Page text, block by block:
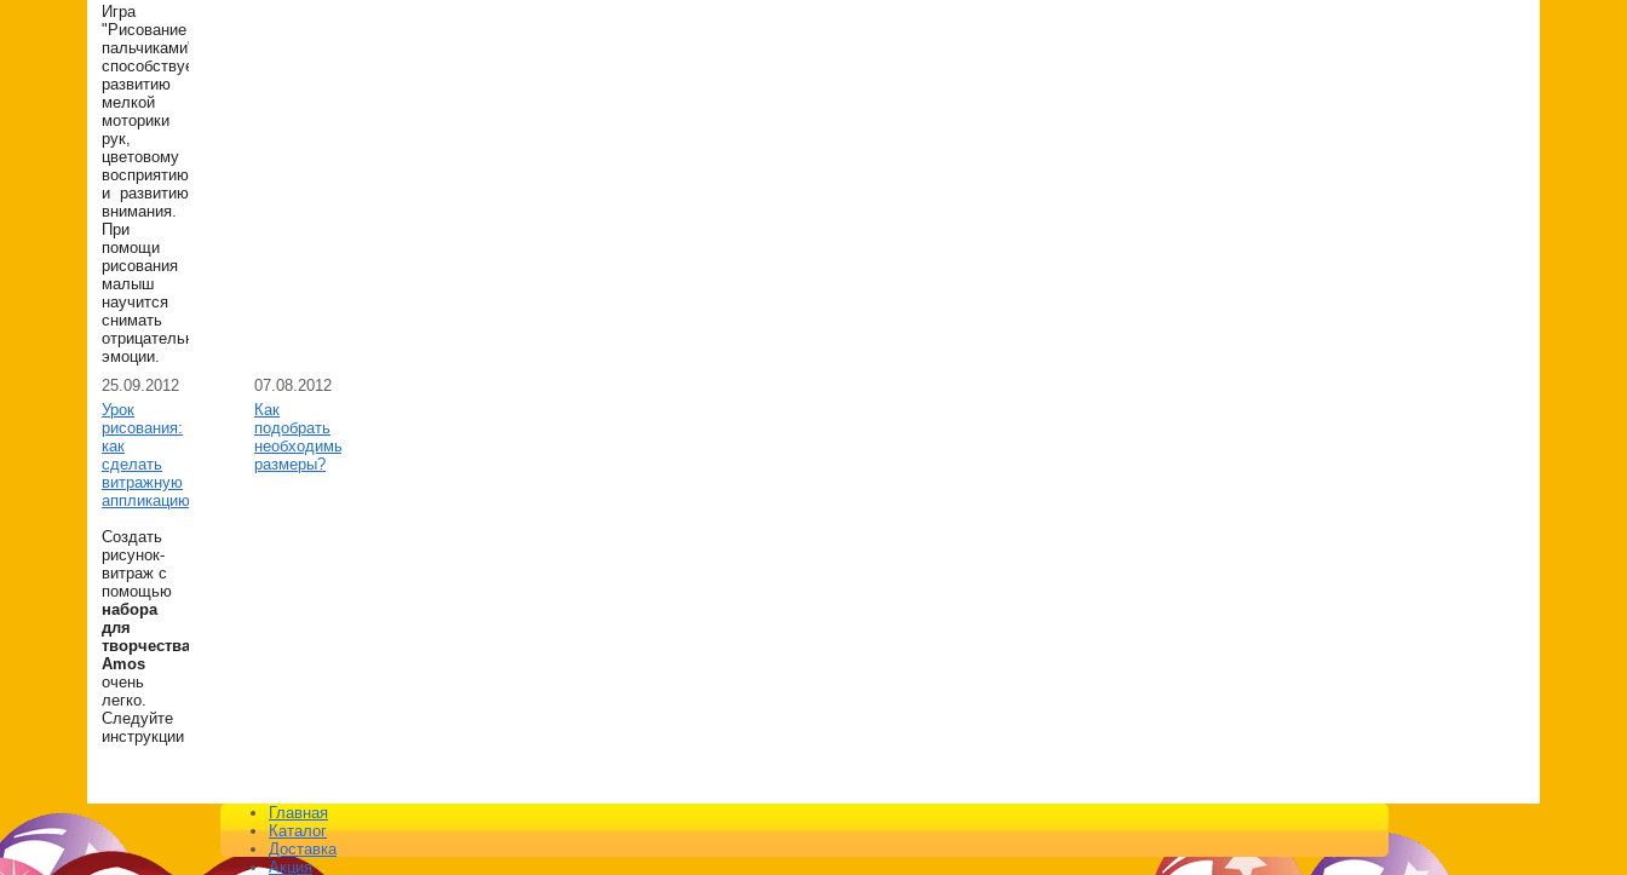
Игра
"Рисование
пальчиками"
способствует
развитию
мелкой
моторики
рук,
цветовому
восприятию
и развитию
внимания.
При
помощи
рисования
малыш
научится
снимать
отрицательные
эмоции.
25.09.2012
Урок
рисования:
как
сделать
витражную
аппликацию
Создать
рисунок-
витраж с
помощью
набора
для
творчества
Amos
очень
легко.
Следуйте
инструкции
07.08.2012
Как
подобрать
необходимые
размеры?
Главная
Каталог
Доставка
Акция